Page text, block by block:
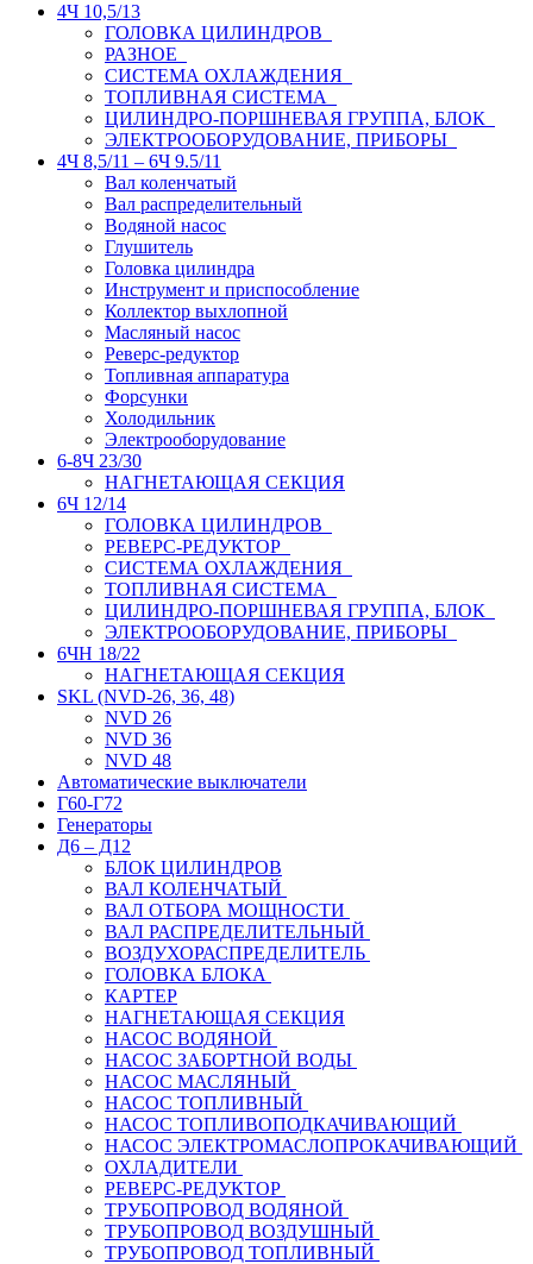
4Ч 10,5/13
ГОЛОВКА ЦИЛИНДРОВ
РАЗНОЕ
СИСТЕМА ОХЛАЖДЕНИЯ
ТОПЛИВНАЯ СИСТЕМА
ЦИЛИНДРО-ПОРШНЕВАЯ ГРУППА, БЛОК
ЭЛЕКТРООБОРУДОВАНИЕ, ПРИБОРЫ
4Ч 8,5/11 – 6Ч 9.5/11
Вал коленчатый
Вал распределительный
Водяной насос
Глушитель
Головка цилиндра
Инструмент и приспособление
Коллектор выхлопной
Масляный насос
Реверс-редуктор
Топливная аппаратура
Форсунки
Холодильник
Электрооборудование
6-8Ч 23/30
НАГНЕТАЮЩАЯ СЕКЦИЯ
6Ч 12/14
ГОЛОВКА ЦИЛИНДРОВ
РЕВЕРС-РЕДУКТОР
СИСТЕМА ОХЛАЖДЕНИЯ
ТОПЛИВНАЯ СИСТЕМА
ЦИЛИНДРО-ПОРШНЕВАЯ ГРУППА, БЛОК
ЭЛЕКТРООБОРУДОВАНИЕ, ПРИБОРЫ
6ЧН 18/22
НАГНЕТАЮЩАЯ СЕКЦИЯ
SKL (NVD-26, 36, 48)
NVD 26
NVD 36
NVD 48
Автоматические выключатели
Г60-Г72
Генераторы
Д6 – Д12
БЛОК ЦИЛИНДРОВ
ВАЛ КОЛЕНЧАТЫЙ
ВАЛ ОТБОРА МОЩНОСТИ
ВАЛ РАСПРЕДЕЛИТЕЛЬНЫЙ
ВОЗДУХОРАСПРЕДЕЛИТЕЛЬ
ГОЛОВКА БЛОКА
КАРТЕР
НАГНЕТАЮЩАЯ СЕКЦИЯ
НАСОС ВОДЯНОЙ
НАСОС ЗАБОРТНОЙ ВОДЫ
НАСОС МАСЛЯНЫЙ
НАСОС ТОПЛИВНЫЙ
НАСОС ТОПЛИВОПОДКАЧИВАЮЩИЙ
НАСОС ЭЛЕКТРОМАСЛОПРОКАЧИВАЮЩИЙ
ОХЛАДИТЕЛИ
РЕВЕРС-РЕДУКТОР
ТРУБОПРОВОД ВОДЯНОЙ
ТРУБОПРОВОД ВОЗДУШНЫЙ
ТРУБОПРОВОД ТОПЛИВНЫЙ